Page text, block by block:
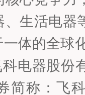
生活电器
体的全球
电器股份
简称：飞